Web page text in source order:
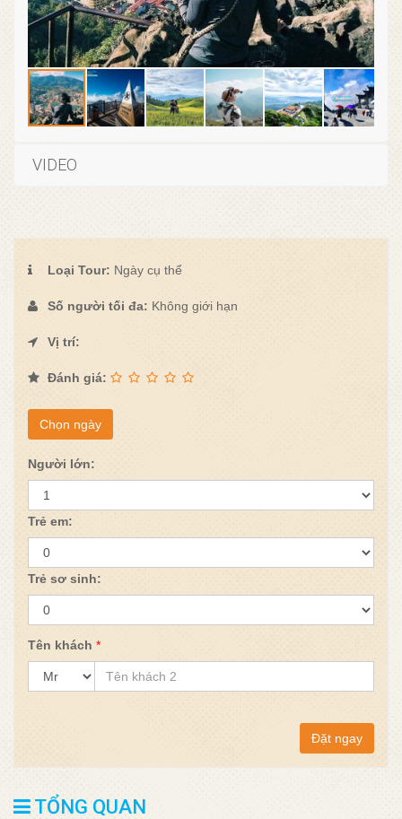
VIDEO
Loại Tour: Ngày cụ thể
Số người tối đa: Không giới hạn
Vị trí:
Đánh giá:
Chọn ngày
Người lớn:
Trẻ em:
Trẻ sơ sinh:
Tên khách *
Đặt ngay
TỔNG QUAN